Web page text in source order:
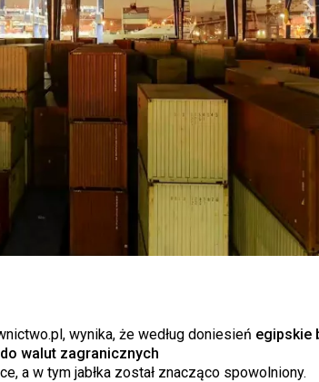
wynika, że według doniesień egipskie
walut zagranicznych
a w tym jabłka został znacząco spowolniony.